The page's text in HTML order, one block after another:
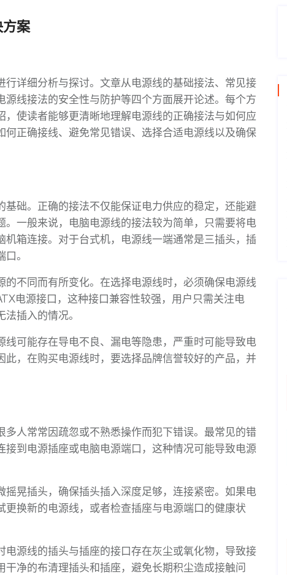
案
详细分析与探讨。文章从电源线的基础接法、常见接
线接法的安全性与防护等四个方面展开论述。每个方
使读者能够更清晰地理解电源线的正确接法与如何应
正确接线、避免常见错误、选择合适电源线以及确保
础。正确的接法不仅能保证电力供应的稳定，还能避
一般来说，电脑电源线的接法较为简单，只需要将电
箱连接。对于台式机，电源线一端通常是三插头，插
。
不同而有所变化。在选择电源线时，必须确保电源线
电源接口，这种接口兼容性较强，用户只需关注电
插入的情况。
可能存在导电不良、漏电等隐患，严重时可能导致电
，在购买电源线时，要选择品牌信誉较好的产品，并
人常常因疏忽或不熟悉操作而犯下错误。最常见的错
到电源插座或电脑电源端口，这种情况可能导致电源
晃插头，确保插头插入深度足够，连接紧密。如果电
换新的电源线，或者检查插座与电源端口的健康状
源线的插头与插座的接口存在灰尘或氧化物，导致接
净的布清理插头和插座，避免长期积尘造成接触问